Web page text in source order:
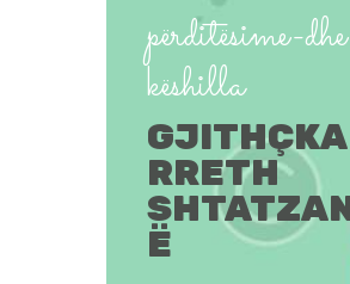
përditësime-
këshilla
GJITHÇKA
RRETH
Ë